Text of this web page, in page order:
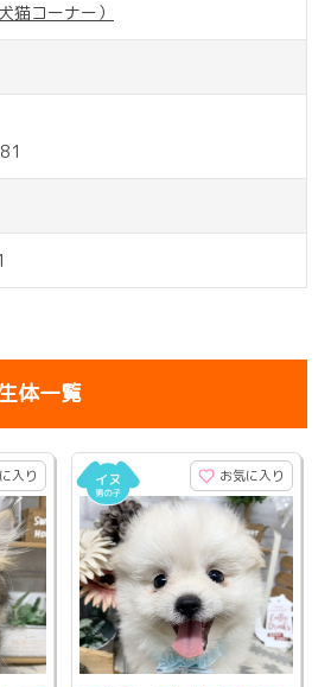
猫コーナー）
体一覧
入り お気に入り